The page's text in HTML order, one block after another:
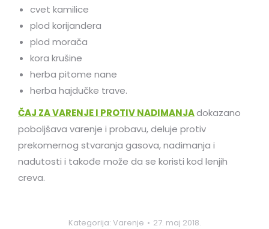
cvet kamilice
plod korijandera
plod morača
kora krušine
herba pitome nane
herba hajdučke trave.
ČAJ ZA VARENJE I PROTIV NADIMANJAdokazano
poboljšava varenje i probavu, deluje protiv
prekomernog stvaranja gasova, nadimanja i
nadutosti i takođe može da se koristi kod lenjih
creva.
Kategorija: Varenje 27. maj 2018.